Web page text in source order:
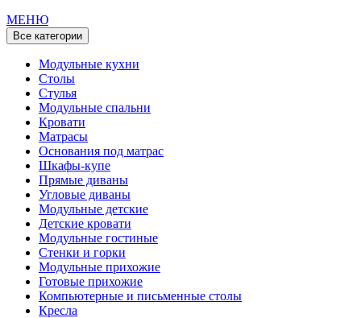
МЕНЮ
Все категории
Модульные кухни
Столы
Стулья
Модульные спальни
Кровати
Матрасы
Основания под матрас
Шкафы-купе
Прямые диваны
Угловые диваны
Модульные детские
Детские кровати
Модульные гостиные
Стенки и горки
Модульные прихожие
Готовые прихожие
Компьютерные и письменные столы
Кресла